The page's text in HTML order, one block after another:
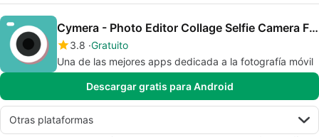
Cymera - Photo Editor Collage Selfie Camera Filter
3.8 Gratuito
Una de las mejores apps dedicada a la fotografía móvil
Descargar gratis para Android
Otras plataformas